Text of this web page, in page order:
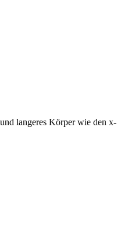
langeres Körper wie den x-